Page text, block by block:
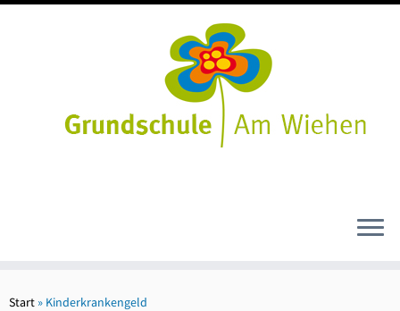
Inhalt
Start » Kinderkrankengeld